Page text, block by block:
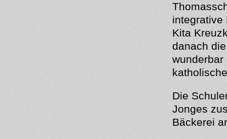
Kita
danach
wunderbar
Die
Jonges
Bäckerei